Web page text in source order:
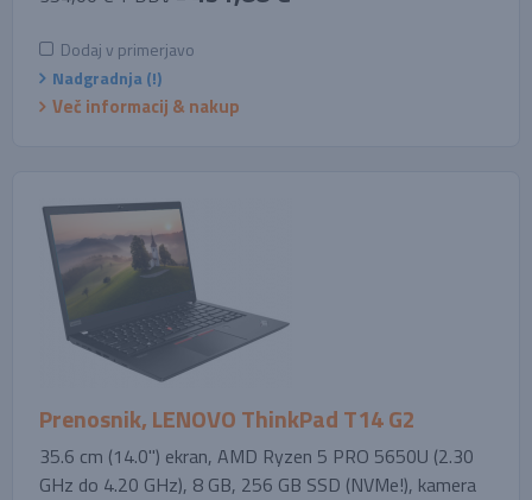
Dodaj v primerjavo
Nadgradnja (!)
Več informacij & nakup
Prenosnik, LENOVO ThinkPad T14 G2
35.6 cm (14.0'') ekran, AMD Ryzen 5 PRO 5650U (2.30
GHz do 4.20 GHz), 8 GB, 256 GB SSD (NVMe!), kamera